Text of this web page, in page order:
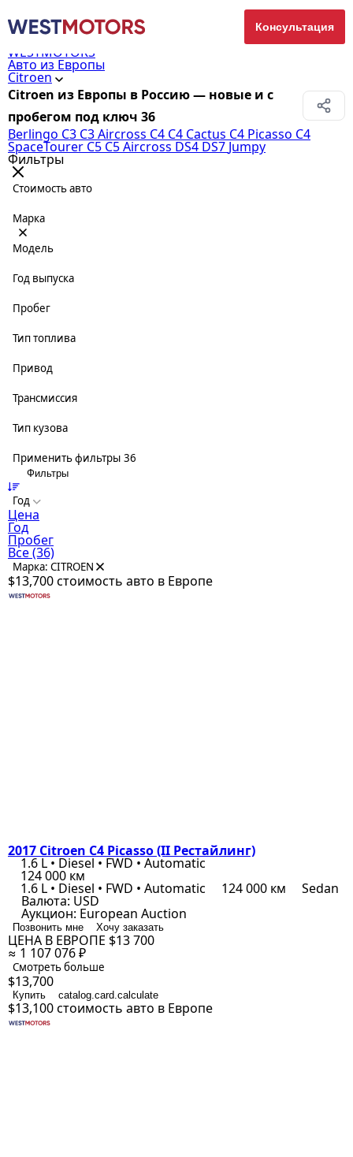
Консультация
WESTMOTORS
Авто из Европы
Citroen
Citroen из Европы в Россию — новые и с
пробегом под ключ 36
Berlingo C3 C3 Aircross C4 C4 Cactus C4 Picasso C4
SpaceTourer C5 C5 Aircross DS4 DS7 Jumpy
Фильтры
Стоимость авто
Марка
Модель
Год выпуска
Пробег
Тип топлива
Привод
Трансмиссия
Тип кузова
Применить фильтры 36
Фильтры
Год
Цена
Год
Пробег
Все(36)
Марка: CITROEN
$13,700стоимость авто в Европе
2017 Citroen C4 Picasso (II Рестайлинг)
1.6 L • Diesel • FWD • Automatic
124 000 км
1.6 L • Diesel • FWD • Automatic 124 000 км Sedan
Валюта: USD
Аукцион: European Auction
Позвонить мне Хочу заказать
ЦЕНА В ЕВРОПЕ $13 700
≈ 1 107 076 ₽
Смотреть больше
$13,700
Купить catalog.card.calculate
$13,100стоимость авто в Европе